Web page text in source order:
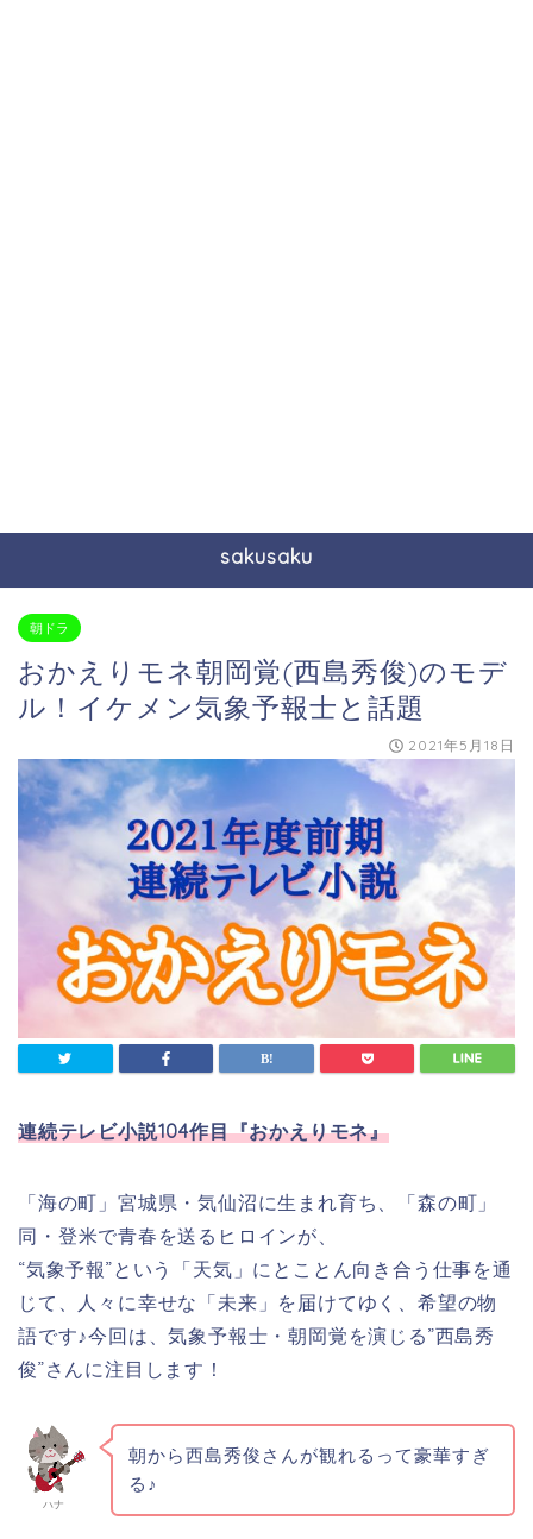
sakusaku
朝ドラ
おかえりモネ朝岡覚(西島秀俊)のモデ
ル！イケメン気象予報士と話題
2021年5月18日
連続テレビ小説104作目『おかえりモネ』
「海の町」宮城県・気仙沼に生まれ育ち、
「森の町」
同・ 登米で青春を送るヒロインが、
“気象予報”という「天気」にとことん向き合う仕事を通
じて、 人々に幸せな「未来」を届けてゆく、希望の物
語です♪今回は、気象予報士・朝岡覚を演じる”西島秀
俊”さんに注目 します！
ハナ
朝から西島秀俊さんが観れるって豪華すぎ
る♪